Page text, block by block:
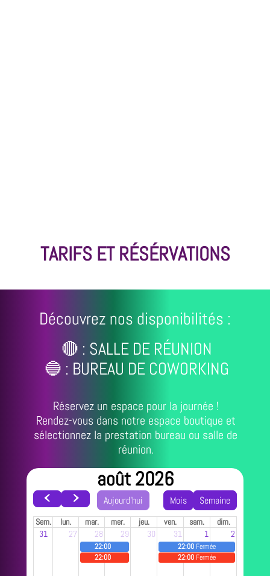
TARIFS ET RÉSÉRVATIONS
août 2026
Aujourd'hui Mois Semaine
Sem. lun. mar. mer. jeu. ven. sam.
dim.
31
27 28 29 30 31 1 2
22:00 22:00 Fermée
22:00
22:00 Fermée
Découvrez nos disponibilités :
🔴 : SALLE DE RÉUNION
🔵 : BUREAU DE COWORKING
Réservez un espace pour la journée !
Rendez-vous dans notre espace boutique et
sélectionnez la prestation bureau ou salle de
réunion.